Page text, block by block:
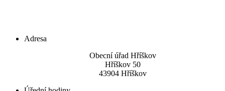
Adresa
Obecní úřad Hříškov
Hříškov 50
43904 Hříškov